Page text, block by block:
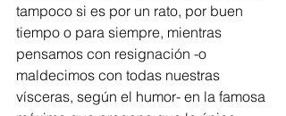
tampoco si es por un rato, por buen
tiempo o para siempre, mientras
pensamos con resignación -o
maldecimos con todas nuestras
vísceras, según el humor- en la famosa